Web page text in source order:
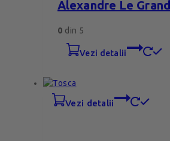
Alexandre Le Grand
0 din 5
vezi detalii
vezi detalii